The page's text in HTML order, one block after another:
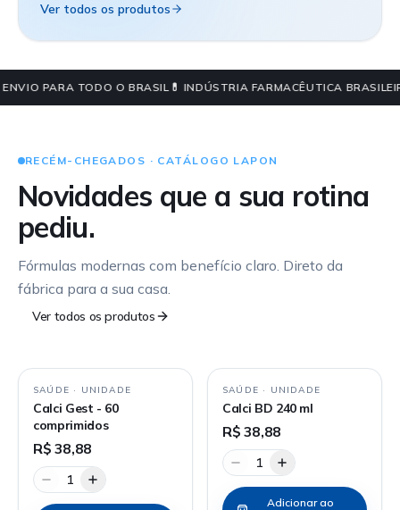
Ver todos os produtos
PARA TODO O BRASIL💊 INDÚSTRIA FARMACÊUTICA
RECÉM-CHEGADOS · CATÁLOGO LAPON
Novidades que a sua rotina
pediu.
Fórmulas modernas com benefício claro. Direto da
fábrica para a sua casa.
Ver todos os produtos
SAÚDE · UNIDADE
Calci Gest - 60
comprimidos
R$ 38,88
1
SAÚDE · UNIDADE
Calci BD 240 ml
R$ 38,88
1
Adicionar ao